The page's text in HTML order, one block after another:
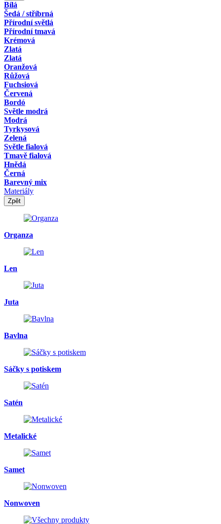
Bílá
Šedá / stříbrná
Přírodní světlá
Přírodní tmavá
Krémová
Zlatá
Zlatá
Oranžová
Růžová
Fuchsiová
Červená
Bordó
Světle modrá
Modrá
Tyrkysová
Zelená
Světle fialová
Tmavě fialová
Hnědá
Černá
Barevný mix
Materiály
Zpět
Organza
Len
Juta
Bavlna
Sáčky s potiskem
Satén
Metalické
Samet
Nonwoven